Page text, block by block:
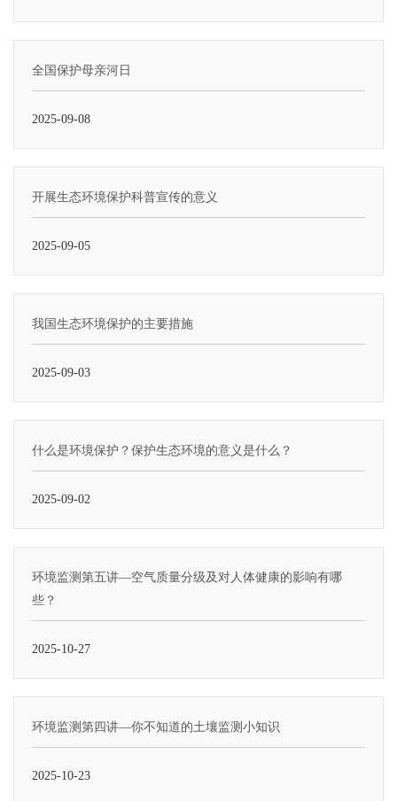
全国保护母亲河日
2025-09-08
开展生态环境保护科普宣传的意义
2025-09-05
我国生态环境保护的主要措施
2025-09-03
什么是环境保护？保护生态环境的意义是什么？
2025-09-02
环境监测第五讲—空气质量分级及对人体健康的影响有哪
些？
2025-10-27
环境监测第四讲—你不知道的土壤监测小知识
2025-10-23